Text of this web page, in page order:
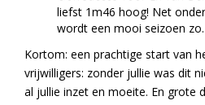
liefst 1m46 hoog! Net
wordt een mooi seizoen zo.
Kortom: een prachtige start van
vrijwilligers: zonder jullie was dit
al jullie inzet en moeite. En grote